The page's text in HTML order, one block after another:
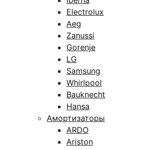
Electrolux
Aeg
Zanussi
Gorenje
LG
Samsung
Whirlpool
Bauknecht
Hansa
Амортизаторы
ARDO
Ariston